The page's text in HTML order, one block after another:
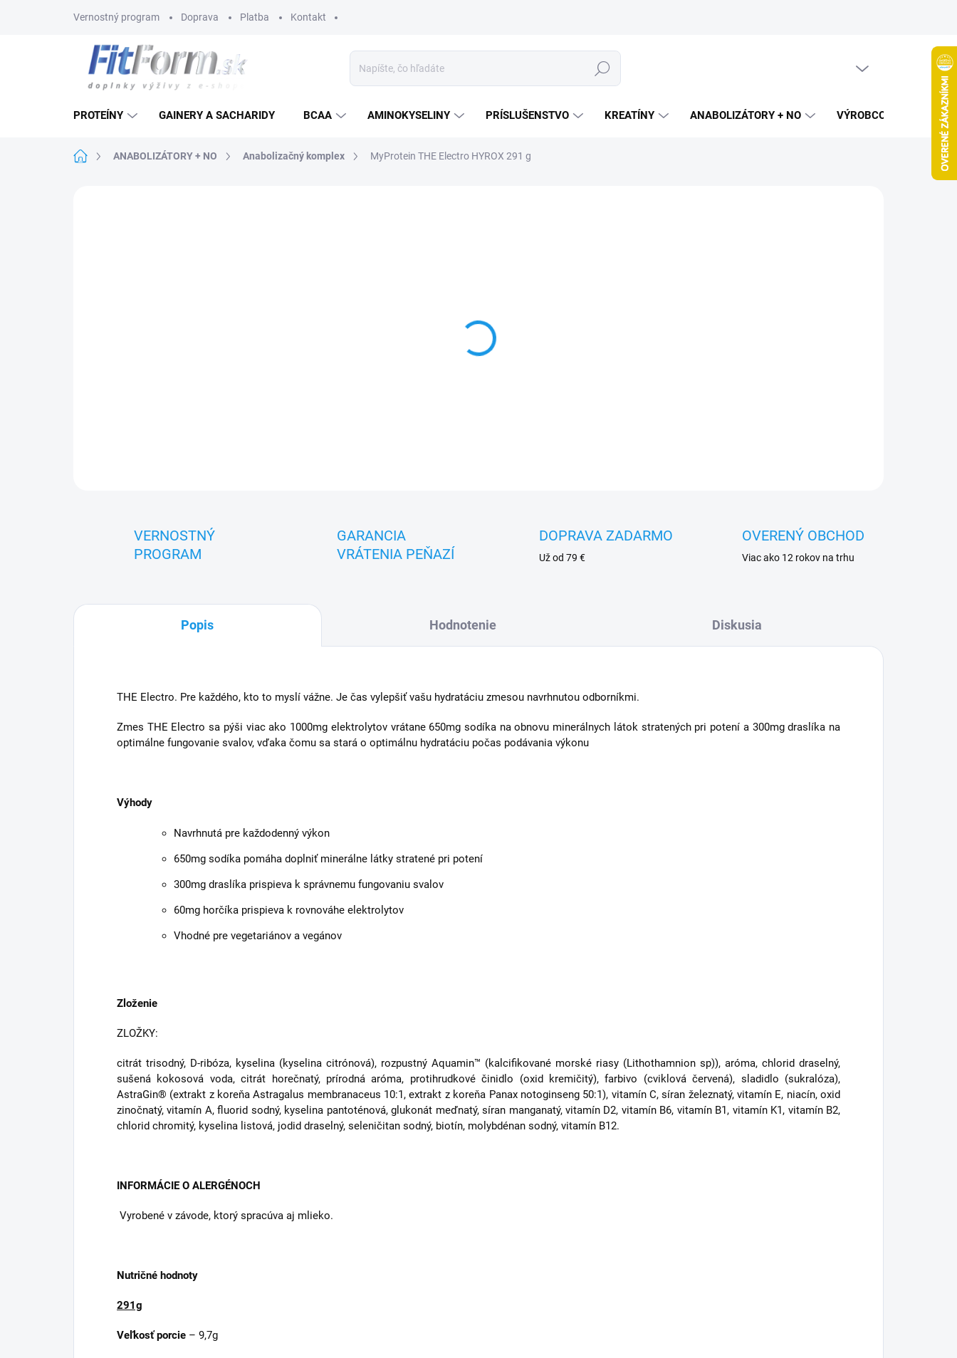
Vernostný program Doprava Platba Kontakt
Hľadať
PROTEÍNY GAINERY A SACHARIDY BCAA AMINOKYSELINY PRÍSLUŠENSTVO KREATÍNY ANABOLIZÁTORY + NO VÝROBCOVIA
DomovANABOLIZÁTORY + NO Anabolizačný komplex MyProtein THE Electro HYROX 291 g
VERNOSTNÝ
PROGRAM
GARANCIA
VRÁTENIA PEŇAZÍ
DOPRAVA ZADARMO
Už od 79 €
OVERENÝ OBCHOD
Viac ako 12 rokov na trhu
Popis Hodnotenie Diskusia
THE Electro. Pre každého, kto to myslí vážne. Je čas vylepšiť vašu hydratáciu zmesou navrhnutou odborníkmi.
Zmes THE Electro sa pýši viac ako 1000mg elektrolytov vrátane 650mg sodíka na obnovu minerálnych látok stratených pri potení a 300mg draslíka na
optimálne fungovanie svalov, vďaka čomu sa stará o optimálnu hydratáciu počas podávania výkonu
Výhody
Navrhnutá pre každodenný výkon
650mg sodíka pomáha doplniť minerálne látky stratené pri potení
300mg draslíka prispieva k správnemu fungovaniu svalov
60mg horčíka prispieva k rovnováhe elektrolytov
Vhodné pre vegetariánov a vegánov
Zloženie
ZLOŽKY:
citrát trisodný, D-ribóza, kyselina (kyselina citrónová), rozpustný Aquamin™ (kalcifikované morské riasy (Lithothamnion sp)), aróma, chlorid draselný,
sušená kokosová voda, citrát horečnatý, prírodná aróma, protihrudkové činidlo (oxid kremičitý), farbivo (cviklová červená), sladidlo (sukralóza),
AstraGin® (extrakt z koreňa Astragalus membranaceus 10:1, extrakt z koreňa Panax notoginseng 50:1), vitamín C, síran železnatý, vitamín E, niacín, oxid
zinočnatý, vitamín A, fluorid sodný, kyselina pantoténová, glukonát meďnatý, síran manganatý, vitamín D2, vitamín B6, vitamín B1, vitamín K1, vitamín B2,
chlorid chromitý, kyselina listová, jodid draselný, seleničitan sodný, biotín, molybdénan sodný, vitamín B12.
INFORMÁCIE O ALERGÉNOCH
Vyrobené v závode, ktorý spracúva aj mlieko.
Nutričné hodnoty
291g
Veľkosť porcie – 9,7g